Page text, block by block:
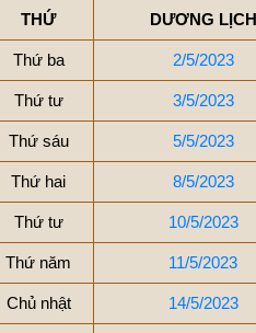
THỨ DƯƠNG LỊCH
Thứ ba 2/5/2023
Thứ tư 3/5/2023
Thứ sáu 5/5/2023
Thứ hai 8/5/2023
Thứ tư 10/5/2023
Thứ năm 11/5/2023
Chủ nhật 14/5/2023